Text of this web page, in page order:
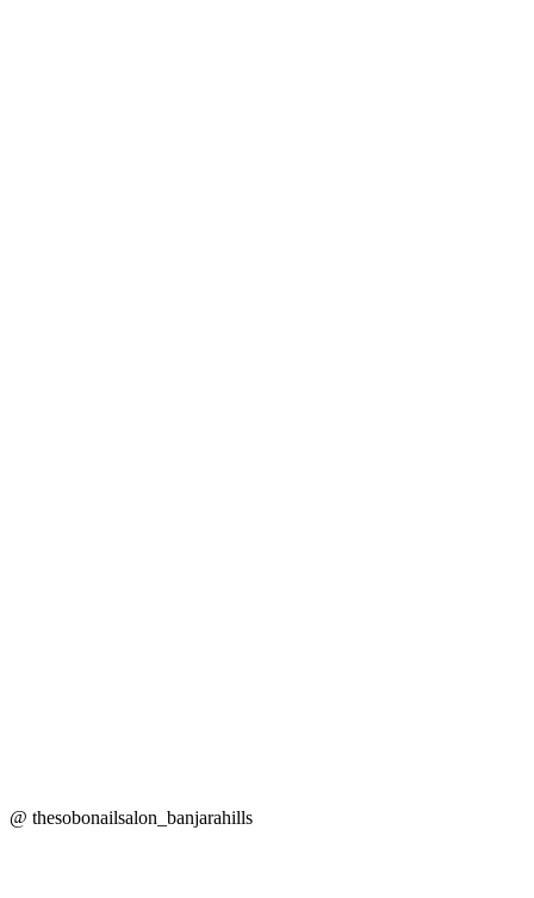
@ thesobonailsalon_banjarahills